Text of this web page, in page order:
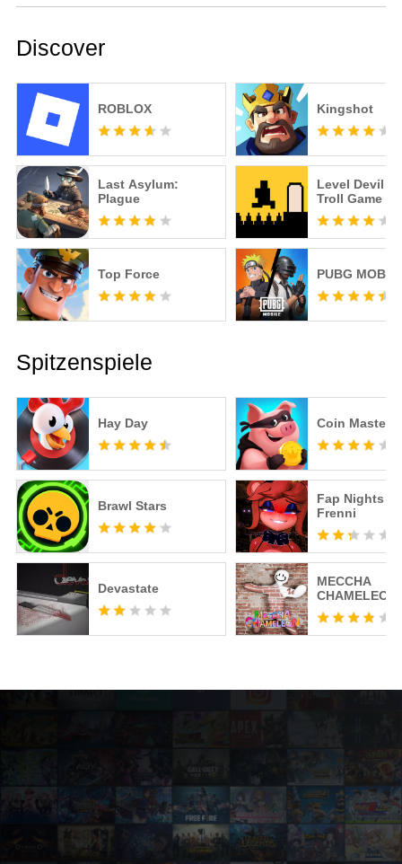
Discover
ROBLOX Kingshot
Last Asylum:
Plague
Level Devil -
Troll Game
Top Force PUBG
Spitzenspiele
Hay Day
Brawl Stars
Devastate
Coin Master
Fap Nights at
Frenni
MECCHA
CHAMELEON